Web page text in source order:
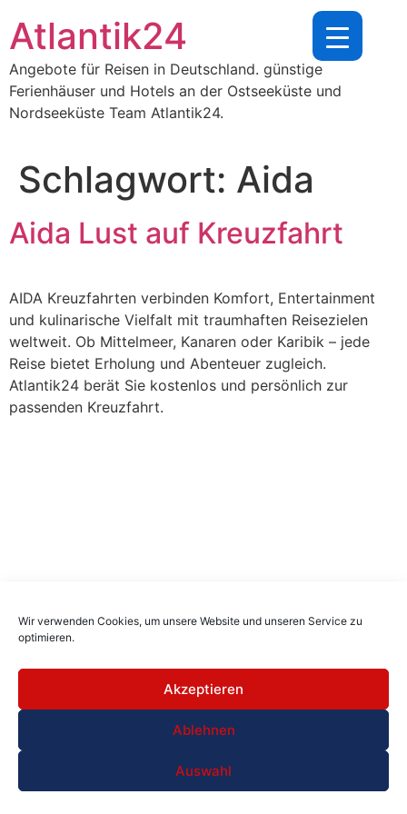
Wir verwenden Cookies, um unsere Website und unseren Service zu
optimieren.
Akzeptieren
Ablehnen
Auswahl
Inhalt
springen
Atlantik24
Angebote für Reisen in Deutschland. günstige
Ferienhäuser und Hotels an der Ostseeküste und
Nordseeküste Team Atlantik24.
Schlagwort: Aida
Aida Lust auf Kreuzfahrt
AIDA Kreuzfahrten verbinden Komfort, Entertainment
und kulinarische Vielfalt mit traumhaften Reisezielen
weltweit. Ob Mittelmeer, Kanaren oder Karibik – jede
Reise bietet Erholung und Abenteuer zugleich.
Atlantik24 berät Sie kostenlos und persönlich zur
passenden Kreuzfahrt.